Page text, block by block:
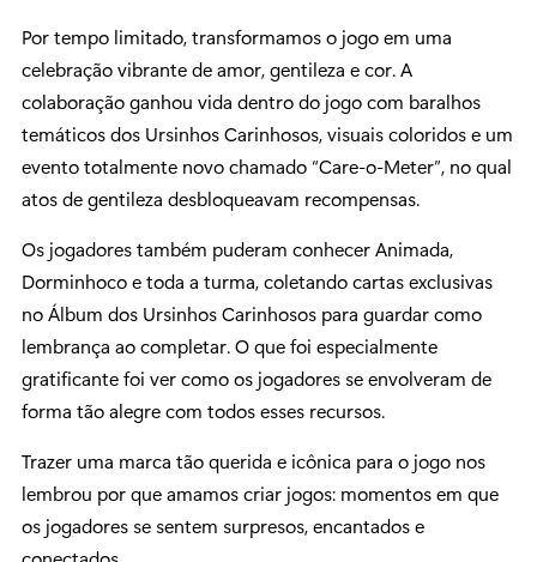
Por tempo limitado, transformamos o jogo em uma
celebração vibrante de amor, gentileza e cor. A
colaboração ganhou vida dentro do jogo com baralhos
temáticos dos Ursinhos Carinhosos, visuais coloridos e um
evento totalmente novo chamado “Care-o-Meter”, no qual
atos de gentileza desbloqueavam recompensas.
Os jogadores também puderam conhecer Animada,
Dorminhoco e toda a turma, coletando cartas exclusivas
no Álbum dos Ursinhos Carinhosos para guardar como
lembrança ao completar. O que foi especialmente
gratificante foi ver como os jogadores se envolveram de
forma tão alegre com todos esses recursos.
Trazer uma marca tão querida e icônica para o jogo nos
lembrou por que amamos criar jogos: momentos em que
os jogadores se sentem surpresos, encantados e